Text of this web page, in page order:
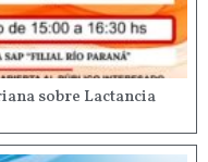
sobre Lactancia